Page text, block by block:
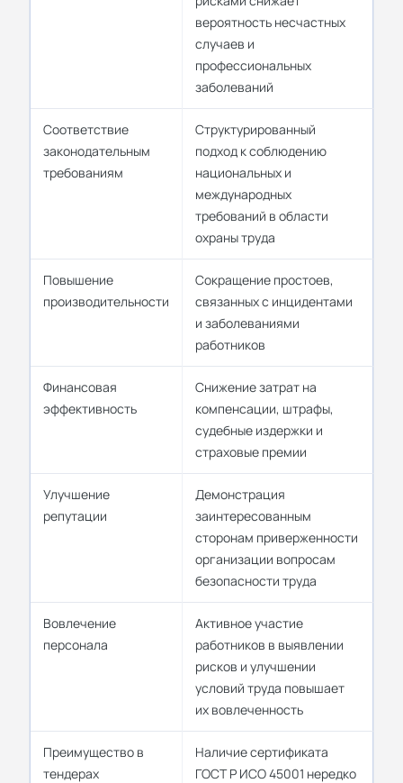
вероятность несчастных
случаев и
профессиональных
заболеваний
Соответствие
законодательным
требованиям
Структурированный
подход к соблюдению
национальных и
международных
требований в области
охраны труда
Повышение
производительности
Сокращение простоев,
связанных с инцидентами
и заболеваниями
работников
Финансовая
эффективность
Снижение затрат на
компенсации, штрафы,
судебные издержки и
страховые премии
Улучшение
репутации
Демонстрация
заинтересованным
сторонам приверженности
организации вопросам
безопасности труда
Вовлечение
персонала
Активное участие
работников в выявлении
рисков и улучшении
условий труда повышает
их вовлеченность
Преимущество в
тендерах
Наличие сертификата
ГОСТ Р ИСО 45001 нередко